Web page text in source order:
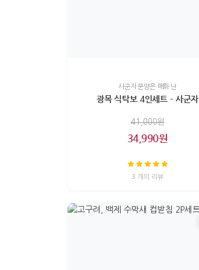
사군자 문양은 매화·난
광목 식탁보 4인세트 - 사군자
41,000원
34,990원
3 개의 리뷰